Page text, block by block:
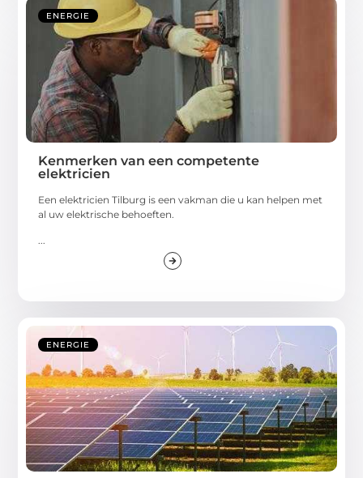
ENERGIE
Kenmerken van een competente
elektricien
Een elektricien Tilburg is een vakman die u kan helpen met
al uw elektrische behoeften.
...
ENERGIE